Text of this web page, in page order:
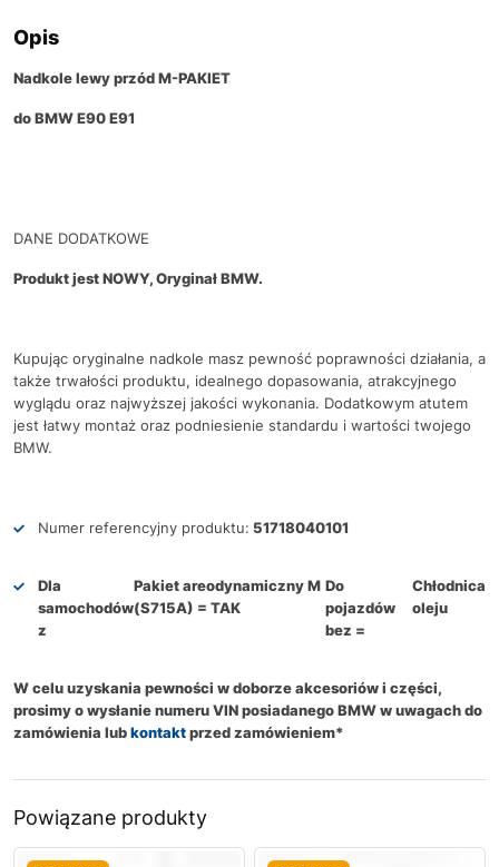
Opis
Nadkole lewy przód M-PAKIET
do BMW E90 E91
DANE DODATKOWE
Produkt jest NOWY, Oryginał BMW.
Kupując oryginalne nadkole masz pewność poprawności działania, a
także trwałości produktu, idealnego dopasowania, atrakcyjnego
wyglądu oraz najwyższej jakości wykonania. Dodatkowym atutem
jest łatwy montaż oraz podniesienie standardu i wartości twojego
BMW.
Numer referencyjny produktu: 51718040101
Dla
samochodów
z
Pakiet areodynamiczny M
(S715A) = TAK
Do
pojazdów
bez =
Chłodnica
oleju
W celu uzyskania pewności w doborze akcesoriów i części,
prosimy o wysłanie numeru VIN posiadanego BMW w uwagach do
zamówienia lubkontaktprzed zamówieniem*
Powiązane produkty